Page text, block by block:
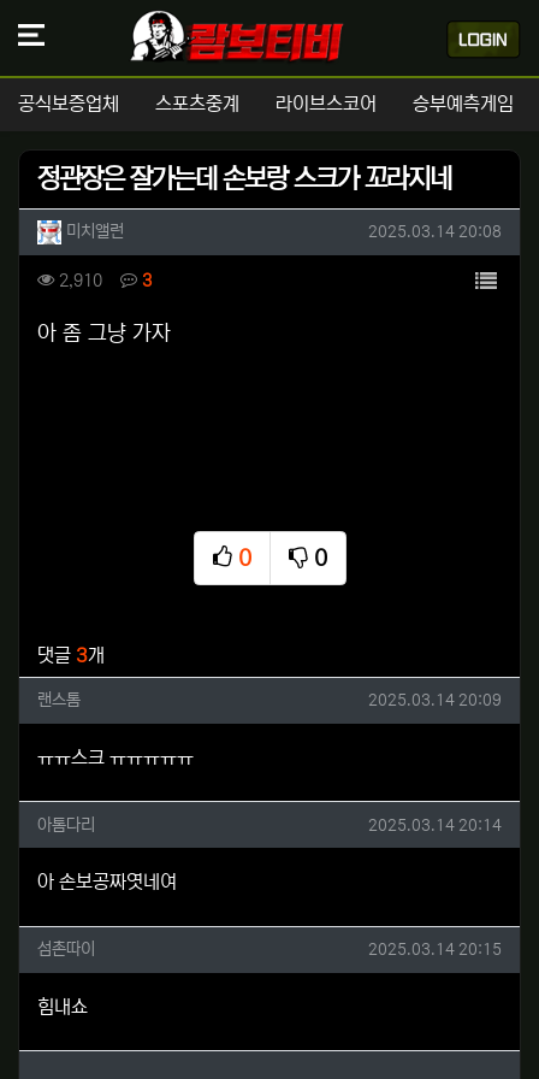
공식보증업체 스포츠중계 라이브스코어 승부예측게임
정관장은 잘가는데 손보랑 스크가 꼬라지네
작성자 정보
미치앨런 작성일
2025.03.14 20:08
컨텐츠 정보
2,910조회 3댓글 목록
본문
아 좀 그냥 가자
0
추천
0
비추천
댓글 3개
랜스톰님의 댓글
랜스톰 작성일
2025.03.14 20:09
ㅠㅠ스크 ㅠㅠㅠㅠㅠ
아톰다리님의 댓글
아톰다리 작성일
2025.03.14 20:14
아 손보공짜엿네여
섬촌따이님의 댓글
섬촌따이 작성일
2025.03.14 20:15
힘내쇼